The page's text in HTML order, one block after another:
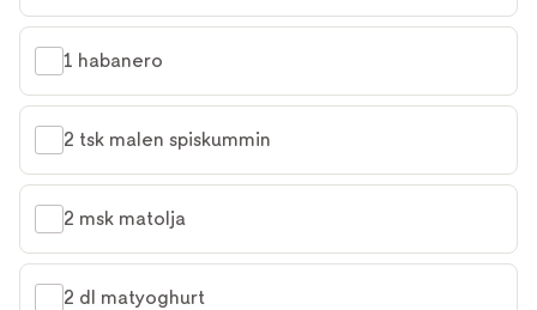
1 habanero
2 tsk malen spiskummin
2 msk matolja
2 dl matyoghurt